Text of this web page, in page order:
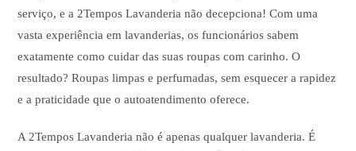
serviço, e a 2Tempos Lavanderia não decepciona! Com uma
vasta experiência em lavanderias, os funcionários sabem
exatamente como cuidar das suas roupas com carinho. O
resultado? Roupas limpas e perfumadas, sem esquecer a rapidez
e a praticidade que o autoatendimento oferece.
A 2Tempos Lavanderia não é apenas qualquer lavanderia. É